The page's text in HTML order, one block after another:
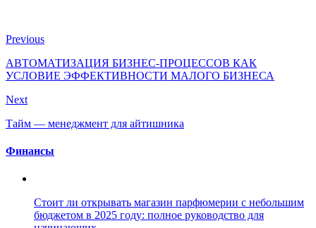
Previous
АВТОМАТИЗАЦИЯ БИЗНЕС-ПРОЦЕССОВ КАК
УСЛОВИЕ ЭФФЕКТИВНОСТИ МАЛОГО БИЗНЕСА
Next
Тайм — менеджмент для айтишника
Финансы
Стоит ли открывать магазин парфюмерии с небольшим
бюджетом в 2025 году: полное руководство для